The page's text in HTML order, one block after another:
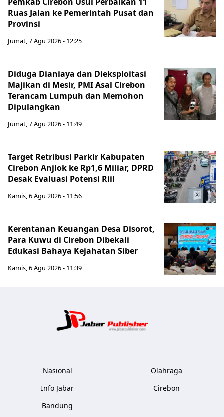
Ruas Jalan ke Pemerintah Pusat dan
Provinsi
Jumat, 7 Agu 2026 - 12:25
Diduga Dianiaya dan Dieksploitasi
Majikan di Mesir, PMI Asal Cirebon
Terancam Lumpuh dan Memohon
Dipulangkan
Jumat, 7 Agu 2026 - 11:49
Target Retribusi Parkir Kabupaten
Cirebon Anjlok ke Rp1,6 Miliar, DPRD
Desak Evaluasi Potensi Riil
Kamis, 6 Agu 2026 - 11:56
Kerentanan Keuangan Desa Disorot,
Para Kuwu di Cirebon Dibekali
Edukasi Bahaya Kejahatan Siber
Kamis, 6 Agu 2026 - 11:39
Nasional
Info Jabar
Bandung
Olahraga
Cirebon